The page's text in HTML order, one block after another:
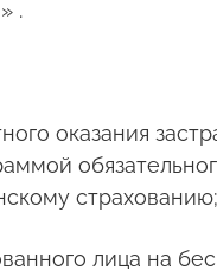
.
оказания
страхованию;
лица на